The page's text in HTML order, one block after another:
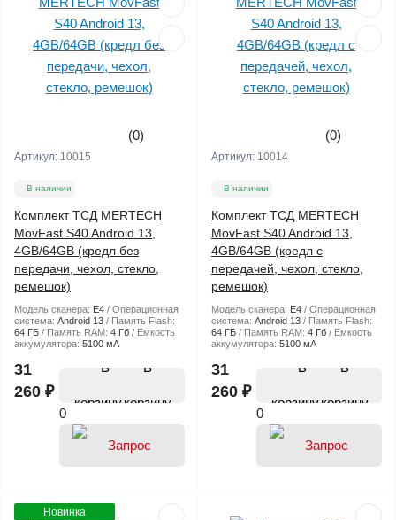
(0)
Артикул: 10015
В наличии
Комплект ТСД MERTECH
MovFast S40 Android 13,
4GB/64GB (кредл без
передачи, чехол, стекло,
ремешок)
Модель сканера: E4
Операционная
система: Android 13
Память Flash:
64 ГБ
Память RAM: 4 Гб
Емкость
аккумулятора: 5100 мА
31
260 ₽
В
корзину
0
(0)
Артикул: 10014
В наличии
Комплект ТСД MERTECH
MovFast S40 Android 13,
4GB/64GB (кредл с
передачей, чехол, стекло,
ремешок)
Модель сканера: E4
Операционная
система: Android 13
Память Flash:
64 ГБ
Память RAM: 4 Гб
Емкость
аккумулятора: 5100 мА
31
260 ₽
В
корзину
0
Новинка